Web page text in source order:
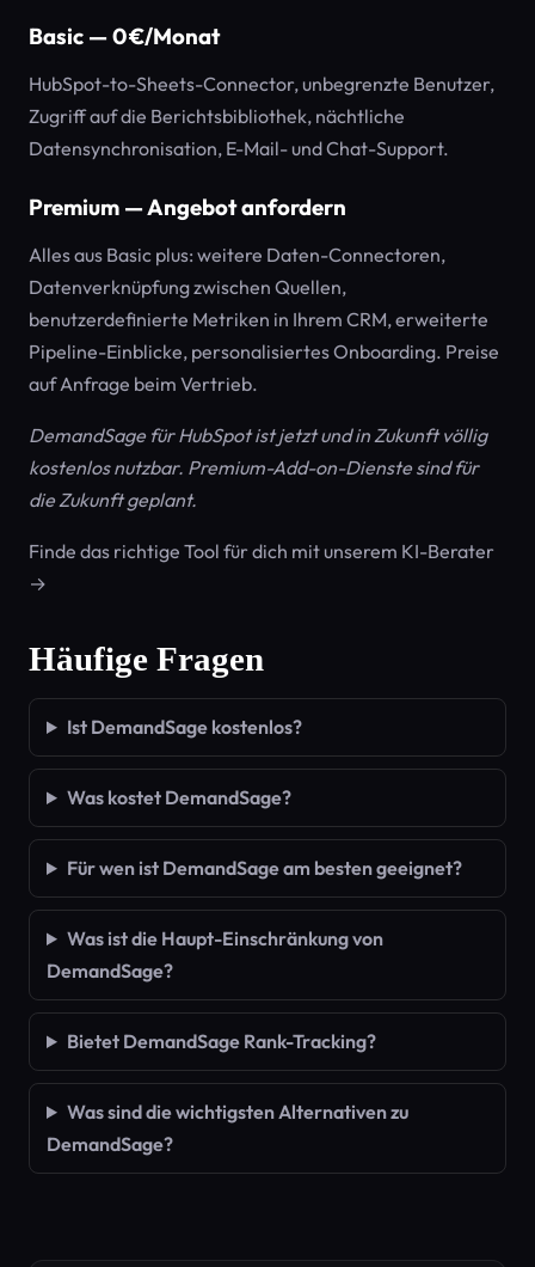
Basic — 0 €/Monat
HubSpot-to-Sheets-Connector, unbegrenzte Benutzer,
Zugriff auf die Berichtsbibliothek, nächtliche
Datensynchronisation, E-Mail- und Chat-Support.
Premium — Angebot anfordern
Alles aus Basic plus: weitere Daten-Connectoren,
Datenverknüpfung zwischen Quellen,
benutzerdefinierte Metriken in Ihrem CRM, erweiterte
Pipeline-Einblicke, personalisiertes Onboarding. Preise
auf Anfrage beim Vertrieb.
DemandSage für HubSpot ist jetzt und in Zukunft völlig
kostenlos nutzbar. Premium-Add-on-Dienste sind für
die Zukunft geplant.
Finde das richtige Tool für dich mit unserem KI-Berater
→
Häufige Fragen
Ist DemandSage kostenlos?
Was kostet DemandSage?
Für wen ist DemandSage am besten geeignet?
Was ist die Haupt-Einschränkung von
DemandSage?
Bietet DemandSage Rank-Tracking?
Was sind die wichtigsten Alternativen zu
DemandSage?